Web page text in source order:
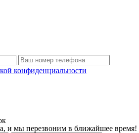
конфиденциальности
и мы перезвоним в ближайшее время!